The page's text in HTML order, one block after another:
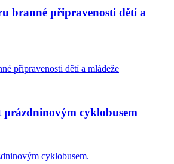
branné připravenosti dětí a
připravenosti dětí a mládeže
prázdninovým cyklobusem
cyklobusem.